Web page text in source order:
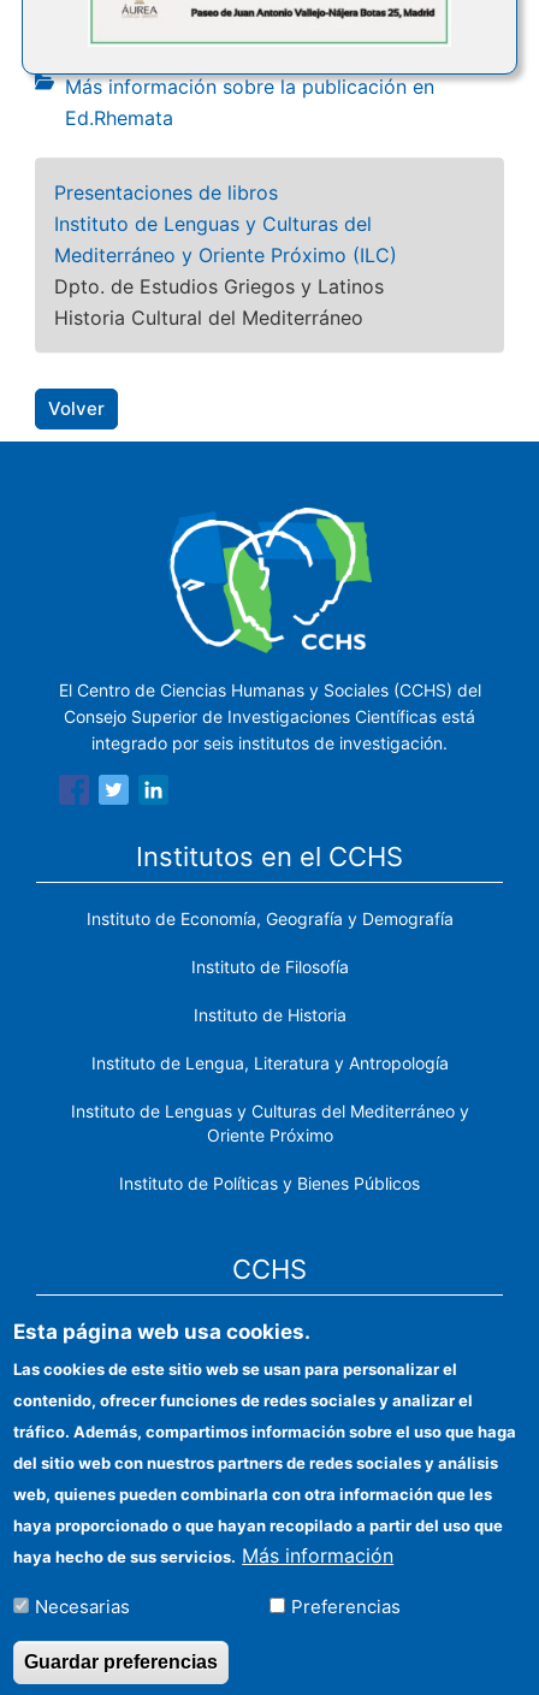
Más información sobre la publicación en
Ed.Rhemata
Presentaciones de libros
Instituto de Lenguas y Culturas del
Mediterráneo y Oriente Próximo (ILC)
Dpto. de Estudios Griegos y Latinos
Historia Cultural del Mediterráneo
Volver
El Centro de Ciencias Humanas y Sociales (CCHS) del
Consejo Superior de Investigaciones Científicas está
integrado por seis institutos de investigación.
Institutos en el CCHS
Instituto de Economía, Geografía y Demografía
Instituto de Filosofía
Instituto de Historia
Instituto de Lengua, Literatura y Antropología
Instituto de Lenguas y Culturas del Mediterráneo y
Oriente Próximo
Instituto de Políticas y Bienes Públicos
CCHS
Sede electrónica CSIC
Identidad institucional
Información para proveedores
Ayudas FEDER
Organismos financiadores
Contacto
Cómo llegar
Esta página web usa cookies.
Las cookies de este sitio web se usan para personalizar el
contenido, ofrecer funciones de redes sociales y analizar el
tráfico. Además, compartimos información sobre el uso que haga
del sitio web con nuestros partners de redes sociales y análisis
web, quienes pueden combinarla con otra información que les
haya proporcionado o que hayan recopilado a partir del uso que
haya hecho de sus servicios. Más información
Necesarias Preferencias
Guardar preferencias